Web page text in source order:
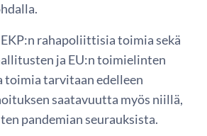
rahapoliittisia toimia sekä
ja EU:n toimielinten
tarvitaan edelleen
saatavuutta myös niillä,
pandemian seurauksista.